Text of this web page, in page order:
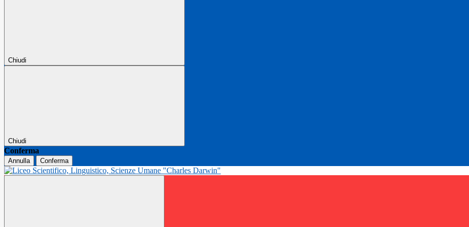
Chiudi
Chiudi
Conferma
Annulla Conferma